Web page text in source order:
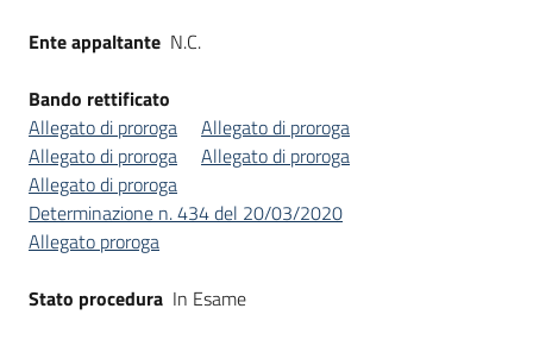
Ente appaltante N.C.
Bando rettificato
Allegato di proroga
Allegato di proroga
Allegato di proroga
Allegato di proroga
Allegato di proroga
Determinazione n. 434 del 20/03/2020
Allegato proroga
Stato procedura In Esame